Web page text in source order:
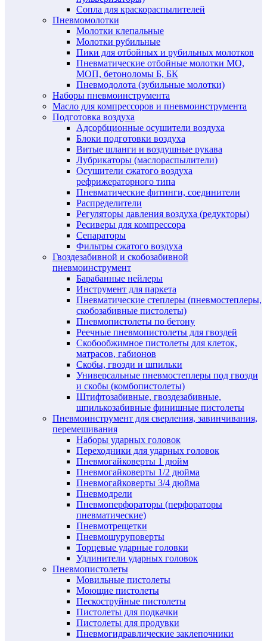
Сопла для краскораспылителей
Пневмомолотки
Молотки клепальные
Молотки рубильные
Пики для отбойных и рубильных молотков
Пневматические отбойные молотки МО,
МОП, бетоноломы Б, БК
Пневмодолота (зубильные молотки)
Наборы пневмоинструмента
Масло для компрессоров и пневмоинструмента
Подготовка воздуха
Адсорбционные осушители воздуха
Блоки подготовки воздуха
Витые шланги и воздушные рукава
Лубрикаторы (маслораспылители)
Осушители сжатого воздуха
рефрижераторного типа
Пневматические фитинги, соединители
Распределители
Регуляторы давления воздуха (редукторы)
Ресиверы для компрессора
Сепараторы
Фильтры сжатого воздуха
Гвоздезабивной и скобозабивной
пневмоинструмент
Барабанные нейлеры
Инструмент для паркета
Пневматические степлеры (пневмостеплеры,
скобозабивные пистолеты)
Пневмопистолеты по бетону
Реечные пневмопистолеты для гвоздей
Скобообжимное пистолеты для клеток,
матрасов, габионов
Скобы, гвозди и шпильки
Универсальные пневмостеплеры под гвозди
и скобы (комбопистолеты)
Штифтозабивные, гвоздезабивные,
шпилькозабивные финишные пистолеты
Пневмоинструмент для сверления, завинчивания,
перемешивания
Наборы ударных головок
Переходники для ударных головок
Пневмогайковерты 1 дюйм
Пневмогайковерты 1/2 дюйма
Пневмогайковерты 3/4 дюйма
Пневмодрели
Пневмоперфораторы (перфораторы
пневматические)
Пневмотрещетки
Пневмошуруповерты
Торцевые ударные головки
Удлинители ударных головок
Пневмопистолеты
Мовильные пистолеты
Моющие пистолеты
Пескоструйные пистолеты
Пистолеты для подкачки
Пистолеты для продувки
Пневмогидравлические заклепочники